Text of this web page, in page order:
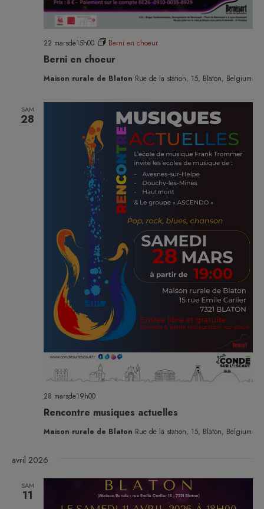
Berni en choeur
22 marsde15h00 Berni en choeur
Maison rurale de Blaton Rue de la station, 15, Blaton, Belgium
SAM
28
Rencontre musiques actuelles
28 marsde19h00
Maison rurale de Blaton Rue de la station, 15, Blaton, Belgium
avril 2026
SAM
11